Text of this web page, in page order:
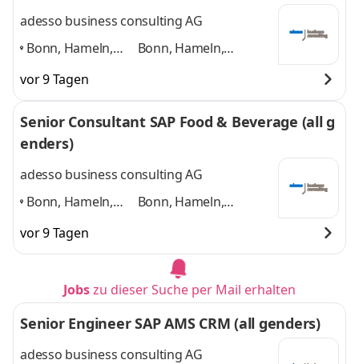
adesso business consulting AG
Bonn, Hameln,
Paderborn,
Düsseldorf,
Bonn, Hameln,
und 4 weitere
vor 9 Tagen
Senior Consultant SAP Food & Beverage (all g
enders)
adesso business consulting AG
Bonn, Hameln,
Paderborn,
Düsseldorf,
Bonn, Hameln,
und 4 weitere
vor 9 Tagen
Jobszu dieser Suche per Mail erhalten
Senior Engineer SAP AMS CRM (all genders)
adesso business consulting AG